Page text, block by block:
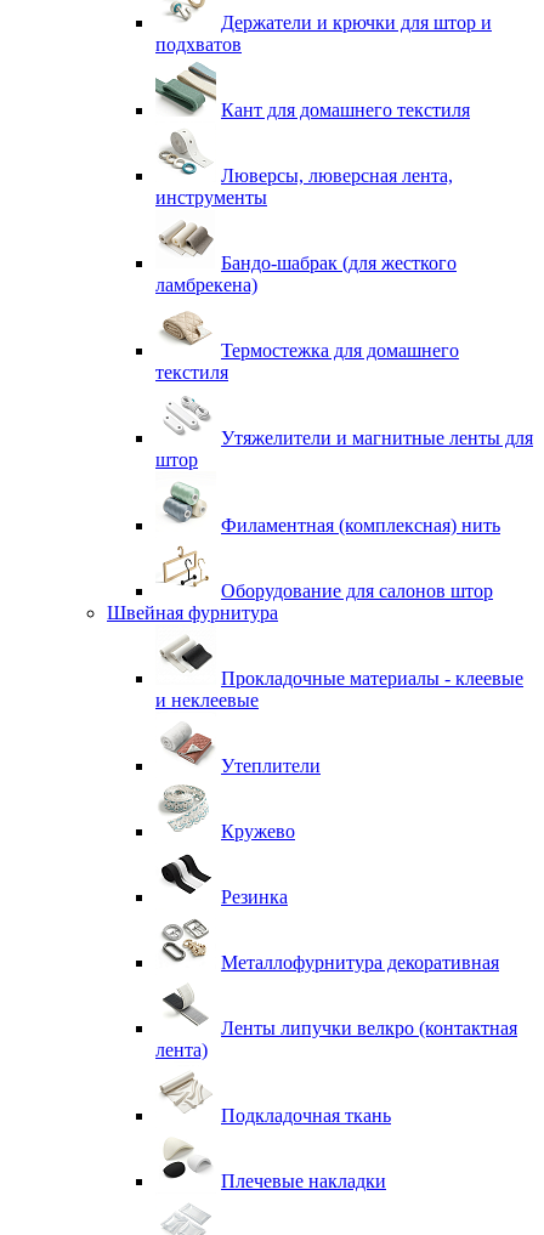
Держатели и крючки для штор и
подхватов
Кант для домашнего текстиля
Люверсы, люверсная лента,
инструменты
Бандо-шабрак (для жесткого
ламбрекена)
Термостежка для домашнего
текстиля
Утяжелители и магнитные ленты для
штор
Филаментная (комплексная) нить
Оборудование для салонов штор
Швейная фурнитура
Прокладочные материалы - клеевые
и неклеевые
Утеплители
Кружево
Резинка
Металлофурнитура декоративная
Ленты липучки велкро (контактная
лента)
Подкладочная ткань
Плечевые накладки